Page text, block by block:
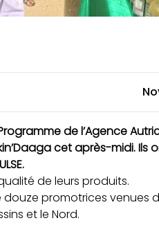
de l’Agence
cet après-midi. Ils
.
de leurs produits.
douze promotrices venues
et le Nord.